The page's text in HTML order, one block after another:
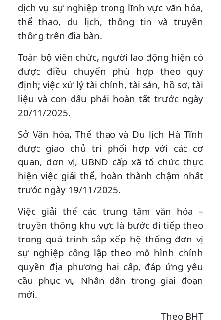
dịch vụ sự nghiệp trong lĩnh vực văn hóa,
thể thao, du lịch, thông tin và truyền
thông trên địa bàn.
Toàn bộ viên chức, người lao động hiện có
được điều chuyển phù hợp theo quy
định; việc xử lý tài chính, tài sản, hồ sơ, tài
liệu và con dấu phải hoàn tất trước ngày
20/11/2025.
Sở Văn hóa, Thể thao và Du lịch Hà Tĩnh
được giao chủ trì phối hợp với các cơ
quan, đơn vị, UBND cấp xã tổ chức thực
hiện việc giải thể, hoàn thành chậm nhất
trước ngày 19/11/2025.
Việc giải thể các trung tâm văn hóa –
truyền thông khu vực là bước đi tiếp theo
trong quá trình sắp xếp hệ thống đơn vị
sự nghiệp công lập theo mô hình chính
quyền địa phương hai cấp, đáp ứng yêu
cầu phục vụ Nhân dân trong giai đoạn
mới.
Theo BHT